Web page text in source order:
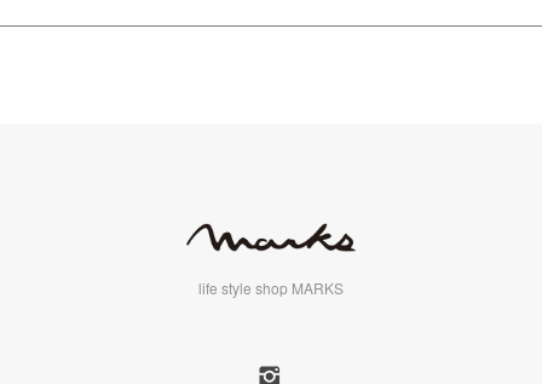
life style shop MARKS